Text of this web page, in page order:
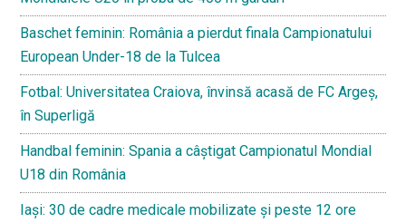
Baschet feminin: România a pierdut finala Campionatului
European Under-18 de la Tulcea
Fotbal: Universitatea Craiova, învinsă acasă de FC Argeș,
în Superligă
Handbal feminin: Spania a câștigat Campionatul Mondial
U18 din România
Iași: 30 de cadre medicale mobilizate și peste 12 ore